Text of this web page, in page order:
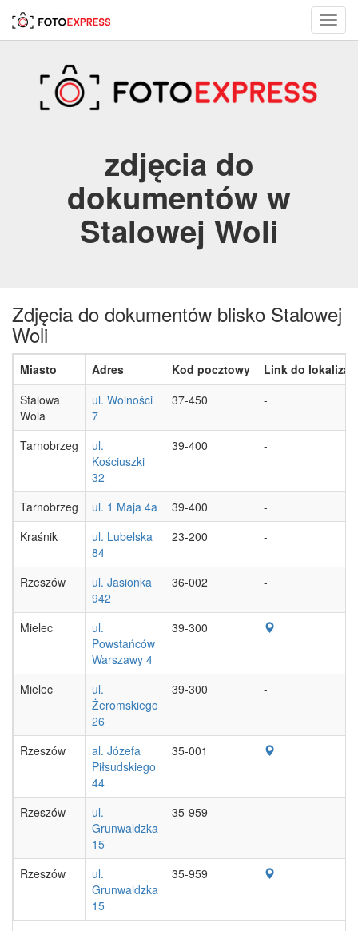
zdjęcia do
dokumentów w
Stalowej Woli
Zdjęcia do dokumentów blisko Stalowej
Woli
Miasto Adres Kod pocztowy
Link do
Stalowa
Wola
ul. Wolności
7
37-450 -
Tarnobrzeg
ul.
Kościuszki
32
39-400 -
Tarnobrzeg ul. 1 Maja 4a 39-400
-
Kraśnik
ul. Lubelska
84
23-200 -
Rzeszów
ul. Jasionka
942
36-002 -
Mielec
ul.
Powstańców
Warszawy 4
39-300
Mielec
ul.
Żeromskiego
26
39-300 -
Rzeszów
al. Józefa
Piłsudskiego
44
35-001
Rzeszów
ul.
Grunwaldzka
15
35-959 -
Rzeszów
ul.
Grunwaldzka
15
35-959